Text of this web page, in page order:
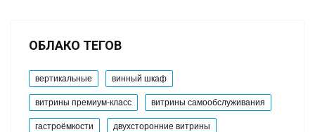
ОБЛАКО ТЕГОВ
вертикальные винный шкаф
витрины премиум-класс витрины самообслуживания
гастроёмкости двухсторонние витрины